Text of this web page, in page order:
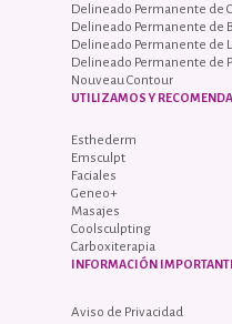
Delineado Permanente de
Delineado Permanente de
Delineado Permanente de
Delineado Permanente de
Nouveau Contour
UTILIZAMOS Y
Esthederm
Emsculpt
Faciales
Geneo+
Masajes
Coolsculpting
Carboxiterapia
INFORMACIÓN
Aviso de Privacidad